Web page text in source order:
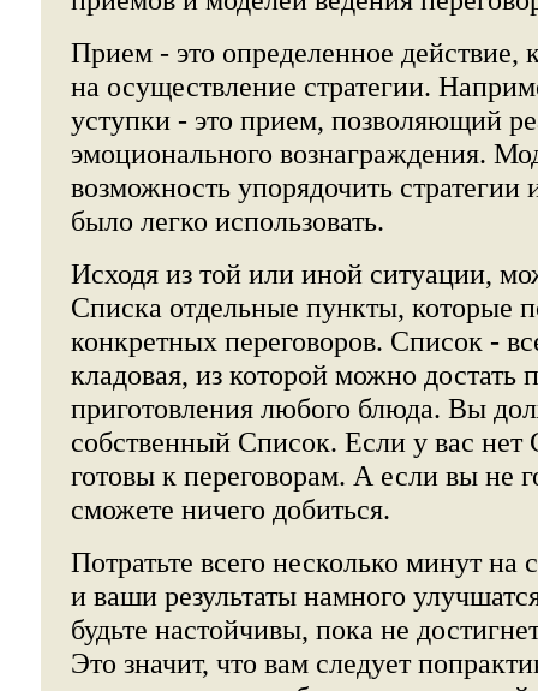
Прием - это определенное действие,
на осуществление стратегии.
уступки - это прием, позволяющий
эмоционального вознаграждения.
возможность упорядочить
было легко использовать.
Исходя из той или иной ситуации,
Списка отдельные пункты, которые
конкретных переговоров. Список -
кладовая, из которой можно достать
приготовления любого блюда. Вы
собственный Список. Если у вас нет
готовы к переговорам. А если вы не
сможете ничего добиться.
Потратьте всего несколько минут на
и ваши результаты намного
будьте настойчивы, пока не
Это значит, что вам следует